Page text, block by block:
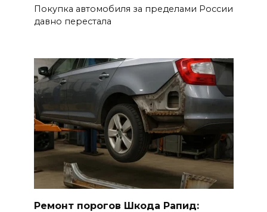
Покупка автомобиля за пределами России
давно перестала
Ремонт порогов Шкода Рапид: